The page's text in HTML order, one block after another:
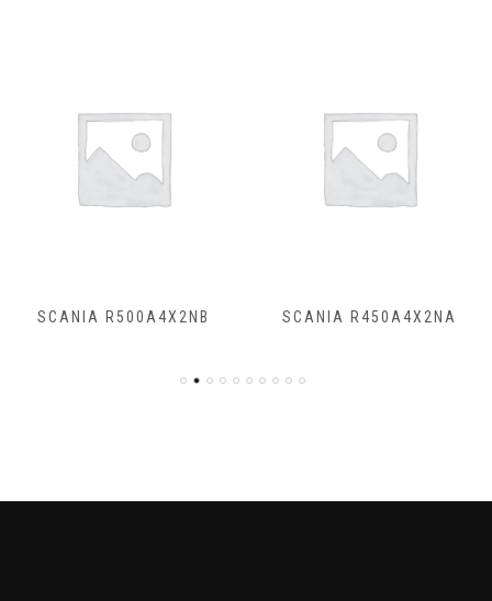
SCANIA R500A4X2NB SCANIA R450A4X2NA